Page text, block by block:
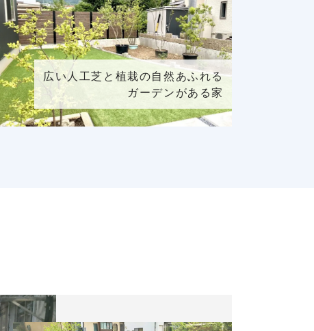
広い人工芝と植栽の自然あふれる
ガーデンがある家